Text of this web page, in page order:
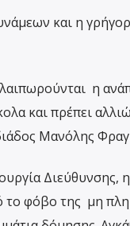
και η
η
και πρέπει
Μανόλης
Διεύθυνσης,
το φόβο της μη